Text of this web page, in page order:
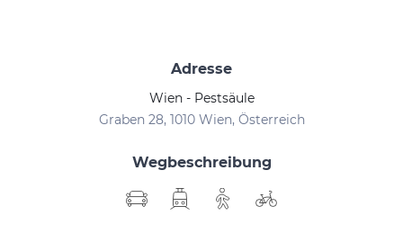
Adresse
Wien - Pestsäule
Graben 28, 1010 Wien, Österreich
Wegbeschreibung